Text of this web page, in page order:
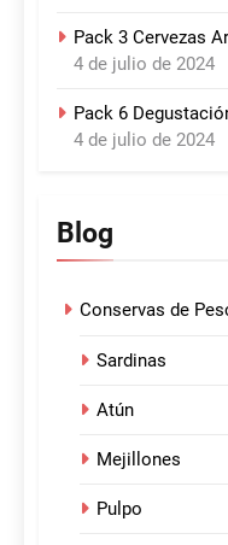
Pack 3 Cervezas
4 de julio de 2024
Pack 6
4 de julio de 2024
Blog
Conservas de
Sardinas
Atún
Mejillones
Pulpo